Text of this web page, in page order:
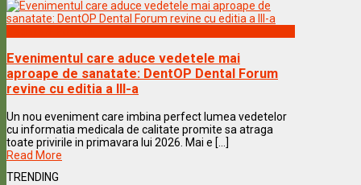
Evenimentul care aduce vedetele mai
aproape de sanatate: DentOP Dental Forum
revine cu editia a III-a
Un nou eveniment care imbina perfect lumea vedetelor
cu informatia medicala de calitate promite sa atraga
toate privirile in primavara lui 2026. Mai e [...]
Read More
TRENDING